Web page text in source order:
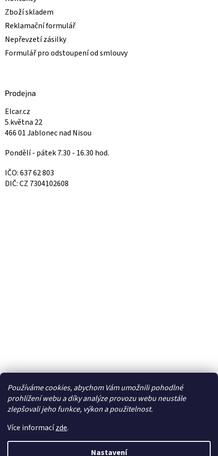
Používáme cookies, abychom Vám umožnili pohodlné
prohlížení webu a díky analýze provozu webu neustále
zlepšovali jeho funkce, výkon a použitelnost.
Více informacízde.
Nastavení
Zboží skladem
Reklamační formulář
Nepřevzetí zásilky
Formulář pro odstoupení od smlouvy
Prodejna
Elcar.cz
5.května 22
466 01 Jablonec nad Nisou
Pondělí - pátek 7.30 - 16.30 hod.
IČO: 637 62 803
DIČ: CZ 7304102608
Facebook
Vytvořil Shoptet